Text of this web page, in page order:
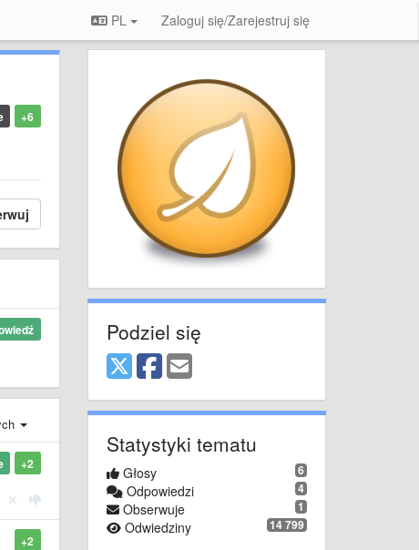
PL Zaloguj się/Zarejestruj się
+6
+2
+2
Podziel się
Statystyki tematu
6
Głosy
4
Odpowiedzi
1
Obserwuje
14 799
Odwiedziny